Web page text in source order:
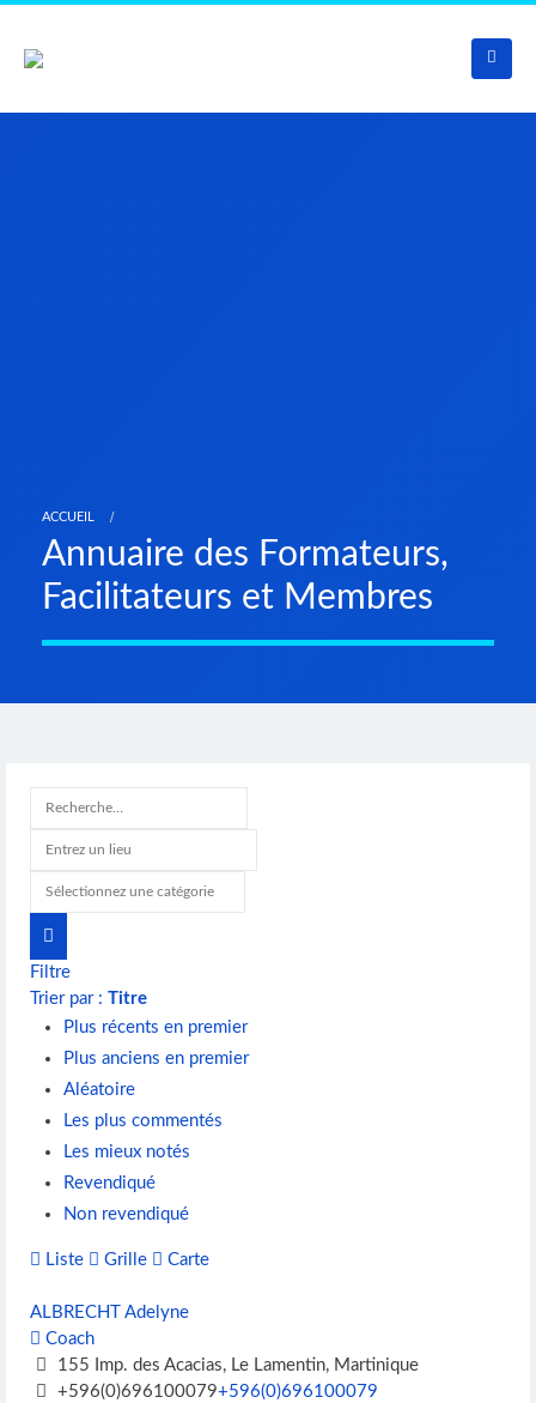
ACCUEIL
Annuaire des Formateurs,
Facilitateurs et Membres
Filtre
Trier par : Titre
Plus récents en premier
Plus anciens en premier
Aléatoire
Les plus commentés
Les mieux notés
Revendiqué
Non revendiqué
Liste Grille Carte
ALBRECHT Adelyne
Coach
155 Imp. des Acacias, Le Lamentin, Martinique
+596(0)696100079+596(0)696100079